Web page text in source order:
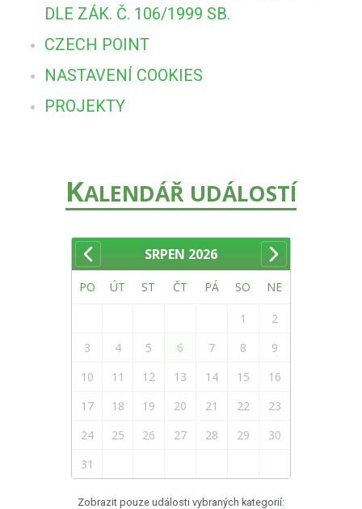
DLE ZÁK. Č. 106/1999 SB.
CZECH POINT
NASTAVENÍ COOKIES
PROJEKTY
KALENDÁŘ UDÁLOSTÍ
SRPEN 2026
PO ÚT ST ČT PÁ SO NE
1
2
3
4 5 6 7 8
9
10
11 12 13 14 15
16
17
18 19 20 21 22
23
24
25 26 27 28 29
30
31
Zobrazit pouze události vybraných kategorií: